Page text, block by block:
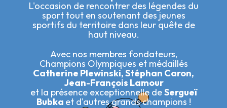
L'occasion de rencontrer des légendes du
sport tout en soutenant des jeunes
sportifs du territoire dans leur quête de
haut niveau.
Avec nos membres fondateurs,
Champions Olympiques et médaillés
Catherine Plewinski, Stéphan Caron,
Jean-François Lamour
et la présence exceptionnelle deSergueï
Bubka et d'autres grands champions !